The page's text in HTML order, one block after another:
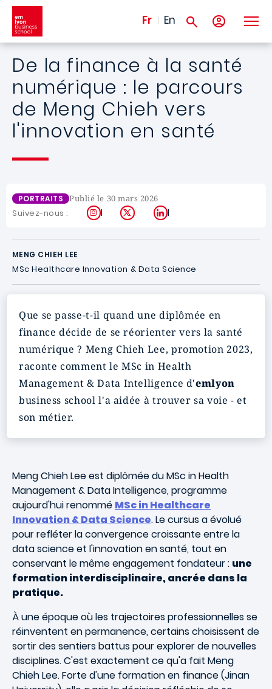
Aller au contenu principal
Fr En
De la finance à la santé
numérique : le parcours
de Meng Chieh vers
l'innovation en santé
PORTRAITS Publié le 30 mars 2026
Suivez-nous : Instagram
X LinkedIn
MENG CHIEH LEE
MSc Healthcare Innovation & Data Science
Que se passe-t-il quand une diplômée en
finance décide de se réorienter vers la santé
numérique ? Meng Chieh Lee, promotion 2023,
raconte comment le MSc in Health
Management & Data Intelligence d'emlyon
business school l'a aidée à trouver sa voie - et
son métier.
Meng Chieh Lee est diplômée du MSc in Health
Management & Data Intelligence, programme
aujourd'hui renommé MSc in Healthcare
Innovation & Data Science. Le cursus a évolué
pour refléter la convergence croissante entre la
data science et l'innovation en santé, tout en
conservant le même engagement fondateur : une
formation interdisciplinaire, ancrée dans la
pratique.
À une époque où les trajectoires professionnelles se
réinventent en permanence, certains choisissent de
sortir des sentiers battus pour explorer de nouvelles
disciplines. C'est exactement ce qu'a fait Meng
Chieh Lee. Forte d'une formation en finance (Jinan